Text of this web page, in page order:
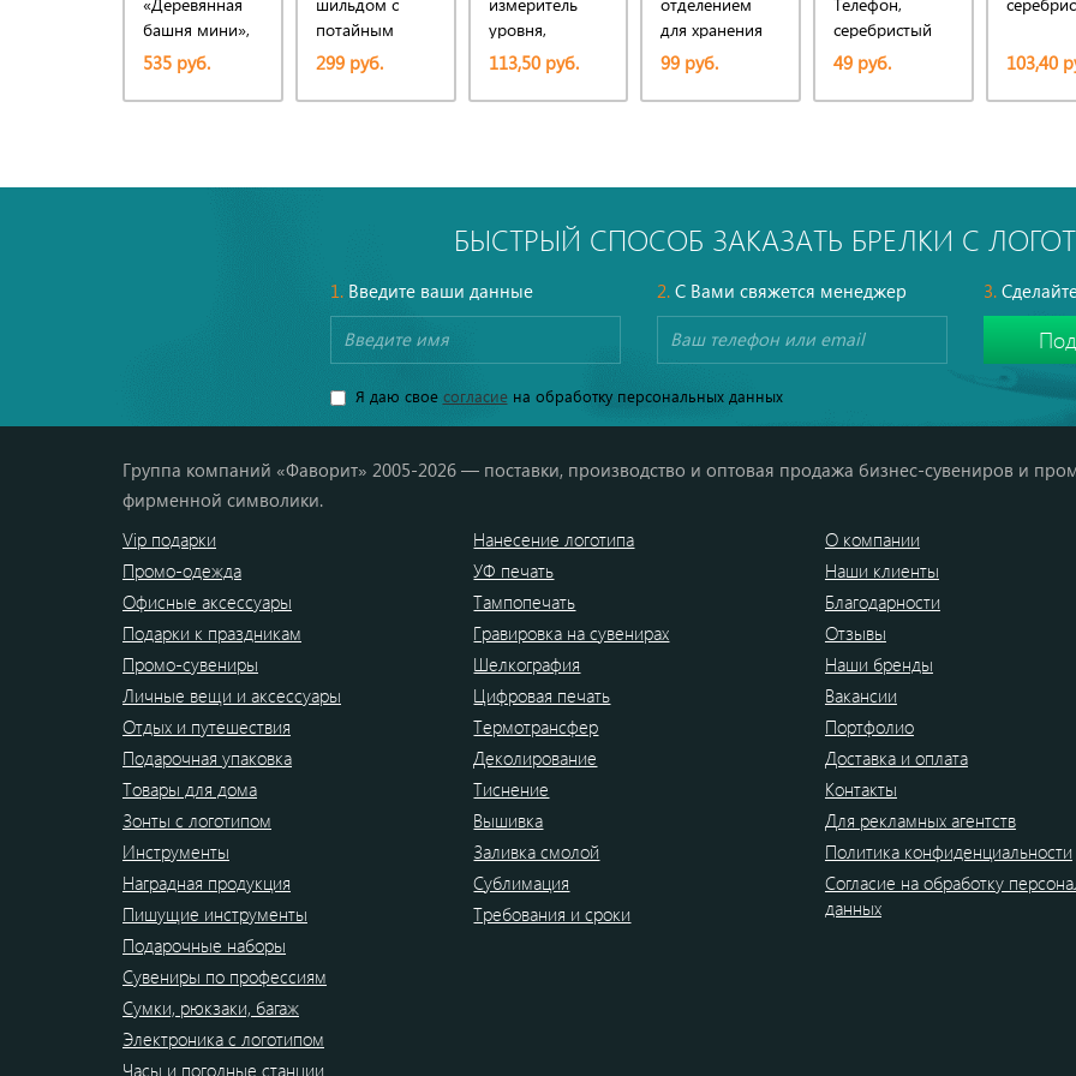
башня мини»,
неокрашенная
535 руб.
потайным
отделением
для витаминов,
серебристый
299 руб.
уровня,
прозрачный
113,50 руб.
для хранения
SIM-карт,
серебристый
99 руб.
серебристый
49 руб. 103,40
БЫСТРЫЙ СПОСОБ ЗАКАЗАТЬ БРЕЛКИ С
1.Введите ваши данные 2.С Вами свяжется менеджер 3.
Я даю свое согласиена обработку персональных данных
Группа компаний «Фаворит» 2005-2026 — поставки, производство и оптовая продажа бизнес-сувениров и
фирменной символики.
Vip подарки
Промо-одежда
Офисные аксессуары
Подарки к праздникам
Промо-сувениры
Личные вещи и аксессуары
Отдых и путешествия
Подарочная упаковка
Товары для дома
Зонты с логотипом
Инструменты
Наградная продукция
Пишущие инструменты
Подарочные наборы
Сувениры по профессиям
Сумки, рюкзаки, багаж
Электроника с логотипом
Часы и погодные станции
Нанесение логотипа
УФ печать
Тампопечать
Гравировка на сувенирах
Шелкография
Цифровая печать
Термотрансфер
Деколирование
Тиснение
Вышивка
Заливка смолой
Сублимация
Требования и сроки
О компании
Наши клиенты
Благодарности
Отзывы
Наши бренды
Вакансии
Портфолио
Доставка и оплата
Контакты
Для рекламных агентств
Политика конфиденциальности
Согласие на обработку
данных